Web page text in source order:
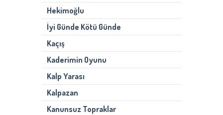
Hekimoğlu
İyi Günde Kötü Günde
Kaçış
Kaderimin Oyunu
Kalp Yarası
Kalpazan
Kanunsuz Topraklar